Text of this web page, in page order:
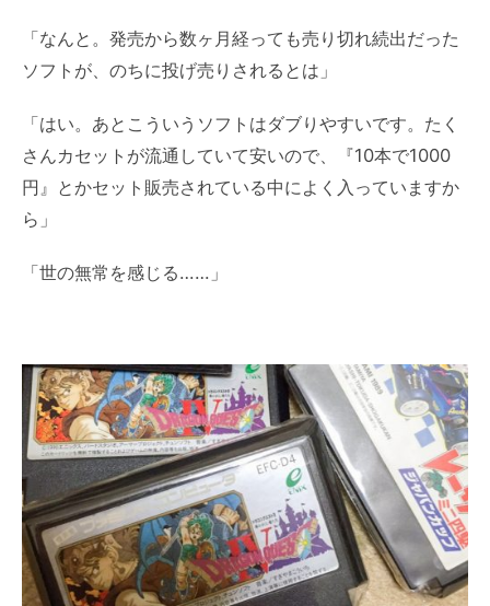
「なんと。発売から数ヶ月経っても売り切れ続出だった
ソフトが、のちに投げ売りされるとは」
「はい。あとこういうソフトはダブりやすいです。たく
さんカセットが流通していて安いので、『10本で1000
円』とかセット販売されている中によく入っていますか
ら」
「世の無常を感じる……」